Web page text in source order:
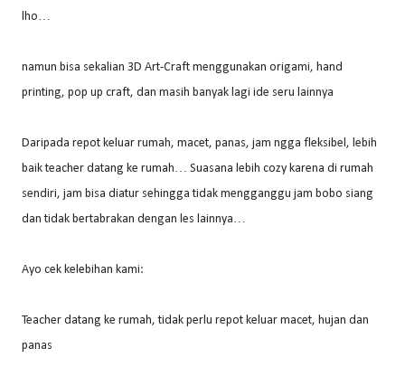
lho…
namun bisa sekalian 3D Art-Craft menggunakan origami, hand
printing, pop up craft, dan masih banyak lagi ide seru lainnya
Daripada repot keluar rumah, macet, panas, jam ngga fleksibel, lebih
baik teacher datang ke rumah… Suasana lebih cozy karena di rumah
sendiri, jam bisa diatur sehingga tidak mengganggu jam bobo siang
dan tidak bertabrakan dengan les lainnya…
Ayo cek kelebihan kami:
Teacher datang ke rumah, tidak perlu repot keluar macet, hujan dan
panas